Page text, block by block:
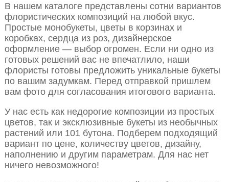
В нашем каталоге представлены сотни вариантов
флористических композиций на любой вкус.
Простые монобукеты, цветы в корзинах и
коробках, сердца из роз, дизайнерское
оформление — выбор огромен. Если ни одно из
готовых решений вас не впечатлило, наши
флористы готовы предложить уникальные букеты
по вашим задумкам. Перед отправкой пришлем
вам фото для согласования итогового варианта.
У нас есть как недорогие композиции из простых
цветов, так и эксклюзивные букеты из необычных
растений или 101 бутона. Подберем подходящий
вариант по цене, количеству цветов, дизайну,
наполнению и другим параметрам. Для нас нет
ничего невозможного!